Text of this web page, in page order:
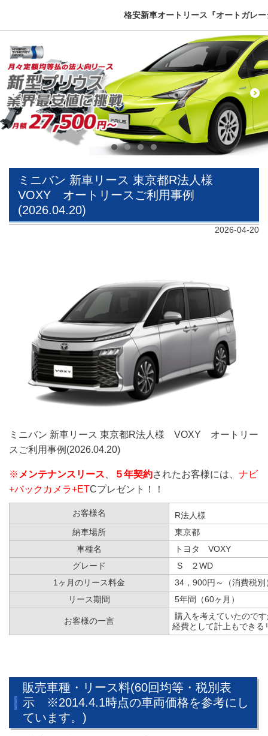
格安新車オートリース『オートガレ
ミニバン 新車リース 東京都R法人様
VOXY オートリースご利用事例
(2026.04.20)
2026-04-20
ミニバン 新車リース 東京都R法人様 VOXY オートリー
スご利用事例(2026.04.20)
※ メンテナンスリース ５年契約されたお客様には、 ナビ
+バックカメラ+ETCプレゼント！！
お客様名
R法人様
納車場所
東京都
車種名
トヨタ VOXY
グレード
S ２WD
1ヶ月のリース料金
34，900円～（消費税別
リース期間
5年間（60ヶ月）
お客様の一言
購入を考えていたので
経費として計上もでき
販売車種・リース料(60回均等・税別表
示 ※2014.4.1時点の車両価格を参考にし
ています。)